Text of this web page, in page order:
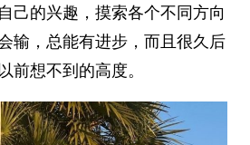
己的兴趣，摸索各个不同方向
输，总能有进步，而且很久后
前想不到的高度。